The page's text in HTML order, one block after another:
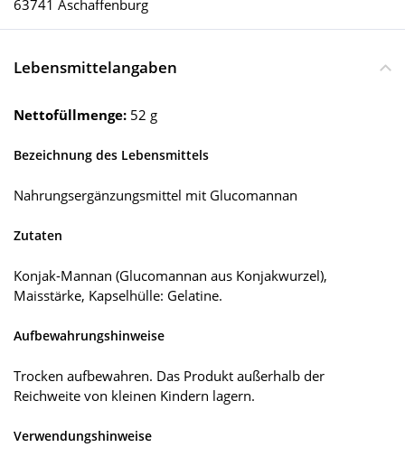
63741 Aschaffenburg
Lebensmittelangaben
Nettofüllmenge: 52 g
Bezeichnung des Lebensmittels
Nahrungsergänzungsmittel mit Glucomannan
Zutaten
Konjak-Mannan (Glucomannan aus Konjakwurzel),
Maisstärke, Kapselhülle: Gelatine.
Aufbewahrungshinweise
Trocken aufbewahren. Das Produkt außerhalb der
Reichweite von kleinen Kindern lagern.
Verwendungshinweise